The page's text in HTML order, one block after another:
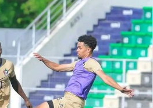
س
ل
ي
د
ا
إ